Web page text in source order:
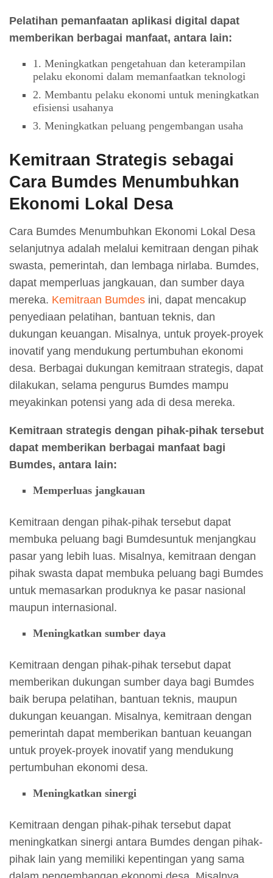
Pelatihan pemanfaatan aplikasi digital dapat
memberikan berbagai manfaat, antara lain:
1. Meningkatkan pengetahuan dan keterampilan
pelaku ekonomi dalam memanfaatkan teknologi
2. Membantu pelaku ekonomi untuk meningkatkan
efisiensi usahanya
3. Meningkatkan peluang pengembangan usaha
Kemitraan Strategis sebagai
Cara Bumdes Menumbuhkan
Ekonomi Lokal Desa
Cara Bumdes Menumbuhkan Ekonomi Lokal Desa
selanjutnya adalah melalui kemitraan dengan pihak
swasta, pemerintah, dan lembaga nirlaba. Bumdes,
dapat memperluas jangkauan, dan sumber daya
mereka. Kemitraan Bumdes ini, dapat mencakup
penyediaan pelatihan, bantuan teknis, dan
dukungan keuangan. Misalnya, untuk proyek-proyek
inovatif yang mendukung pertumbuhan ekonomi
desa. Berbagai dukungan kemitraan strategis, dapat
dilakukan, selama pengurus Bumdes mampu
meyakinkan potensi yang ada di desa mereka.
Kemitraan strategis dengan pihak-pihak tersebut
dapat memberikan berbagai manfaat bagi
Bumdes, antara lain:
Memperluas jangkauan
Kemitraan dengan pihak-pihak tersebut dapat
membuka peluang bagi Bumdesuntuk menjangkau
pasar yang lebih luas. Misalnya, kemitraan dengan
pihak swasta dapat membuka peluang bagi Bumdes
untuk memasarkan produknya ke pasar nasional
maupun internasional.
Meningkatkan sumber daya
Kemitraan dengan pihak-pihak tersebut dapat
memberikan dukungan sumber daya bagi Bumdes
baik berupa pelatihan, bantuan teknis, maupun
dukungan keuangan. Misalnya, kemitraan dengan
pemerintah dapat memberikan bantuan keuangan
untuk proyek-proyek inovatif yang mendukung
pertumbuhan ekonomi desa.
Meningkatkan sinergi
Kemitraan dengan pihak-pihak tersebut dapat
meningkatkan sinergi antara Bumdes dengan pihak-
pihak lain yang memiliki kepentingan yang sama